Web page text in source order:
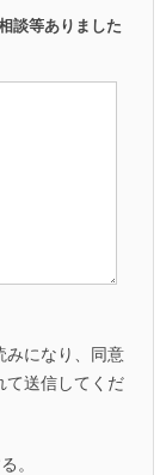
談等ありました
みになり、同意
て送信してくだ
。